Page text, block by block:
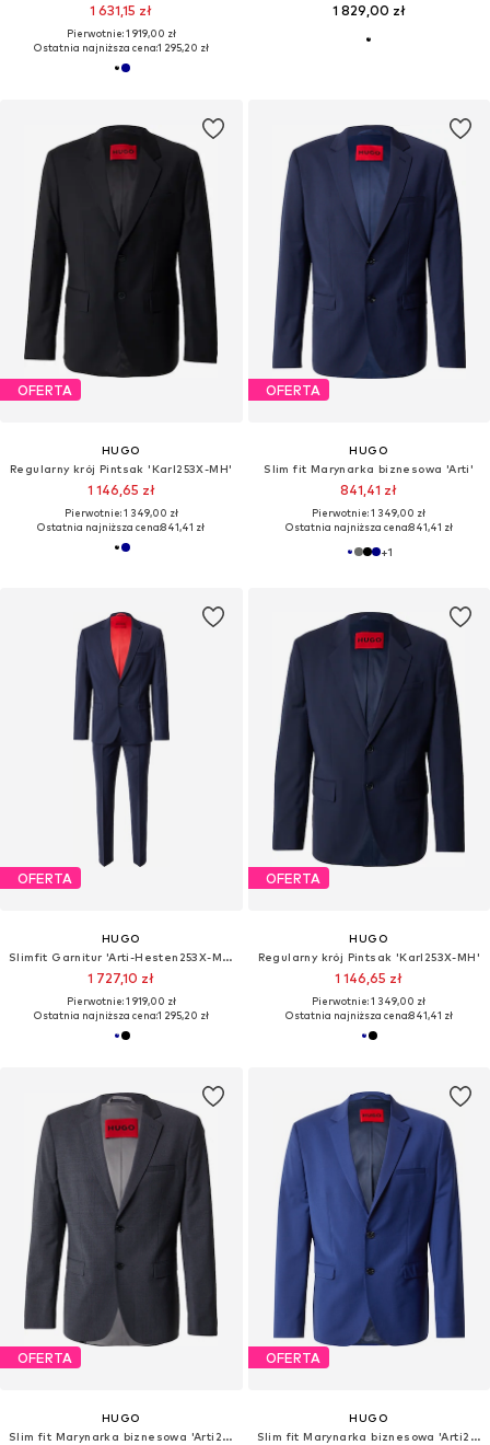
1 631,15 zł
Pierwotnie: 1 919,00 zł
Ostatnia najniższa cena:1 295,20 zł
1 829,00 zł
OFERTA
HUGO
Regularny krój Pintsak 'Karl253X-MH'
1 146,65 zł
Pierwotnie: 1 349,00 zł
Ostatnia najniższa cena:841,41 zł
OFERTA
HUGO
Slim fit Marynarka biznesowa 'Arti'
841,41 zł
Pierwotnie: 1 349,00 zł
Ostatnia najniższa cena:841,41 zł
+1
OFERTA
HUGO
Slimfit Garnitur 'Arti-Hesten253X-MH'
1 727,10 zł
Pierwotnie: 1 919,00 zł
Ostatnia najniższa cena:1 295,20 zł
OFERTA
HUGO
Regularny krój Pintsak 'Karl253X-MH'
1 146,65 zł
Pierwotnie: 1 349,00 zł
Ostatnia najniższa cena:841,41 zł
OFERTA
HUGO
Slim fit Marynarka biznesowa 'Arti253X-MH'
OFERTA
HUGO
Slim fit Marynarka biznesowa 'Arti253X-MH'